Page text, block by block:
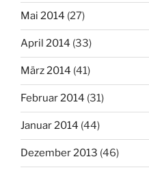
Mai 2014 (27)
April 2014 (33)
März 2014 (41)
Februar 2014 (31)
Januar 2014 (44)
Dezember 2013 (46)